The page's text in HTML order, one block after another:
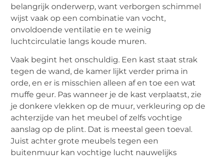
belangrijk onderwerp, want verborgen schimmel
wijst vaak op een combinatie van vocht,
onvoldoende ventilatie en te weinig
luchtcirculatie langs koude muren.
Vaak begint het onschuldig. Een kast staat strak
tegen de wand, de kamer lijkt verder prima in
orde, en er is misschien alleen af en toe een wat
muffe geur. Pas wanneer je de kast verplaatst, zie
je donkere vlekken op de muur, verkleuring op de
achterzijde van het meubel of zelfs vochtige
aanslag op de plint. Dat is meestal geen toeval.
Juist achter grote meubels tegen een
buitenmuur kan vochtige lucht nauwelijks